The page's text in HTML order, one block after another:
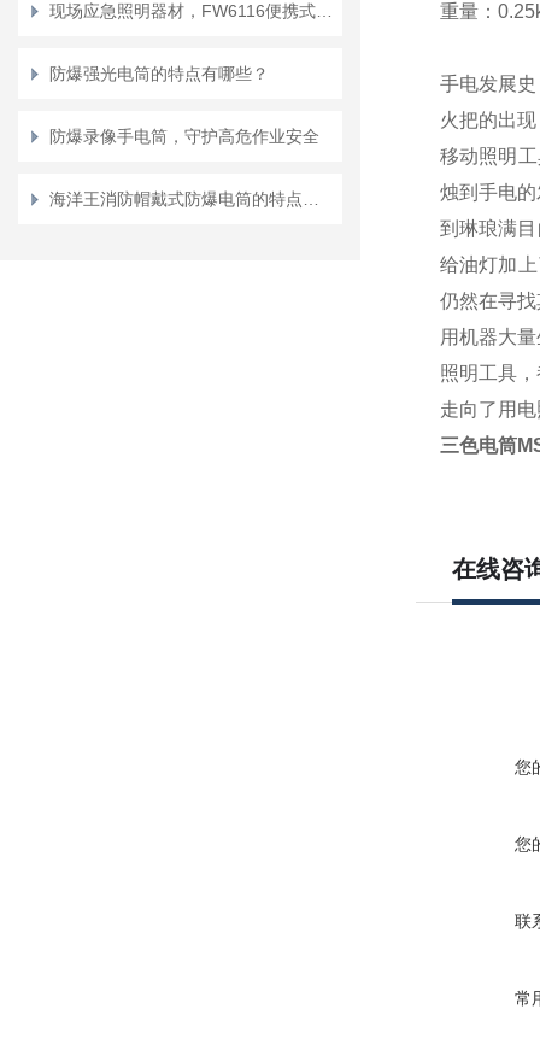
防爆强光电筒的特点有哪些？
防爆录像手电筒，守护高危作业安全
重量：
手电发展史
火把的出现
移动照明
烛到手电
到琳琅满
给油灯加
仍然在寻
用机器大
照明工具
走向了用
三色电筒
在线咨
您
您
联
常